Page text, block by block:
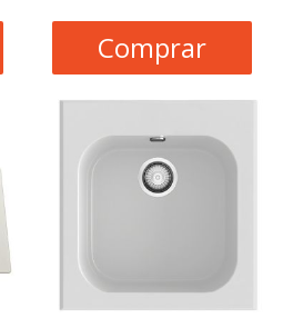
Comprar